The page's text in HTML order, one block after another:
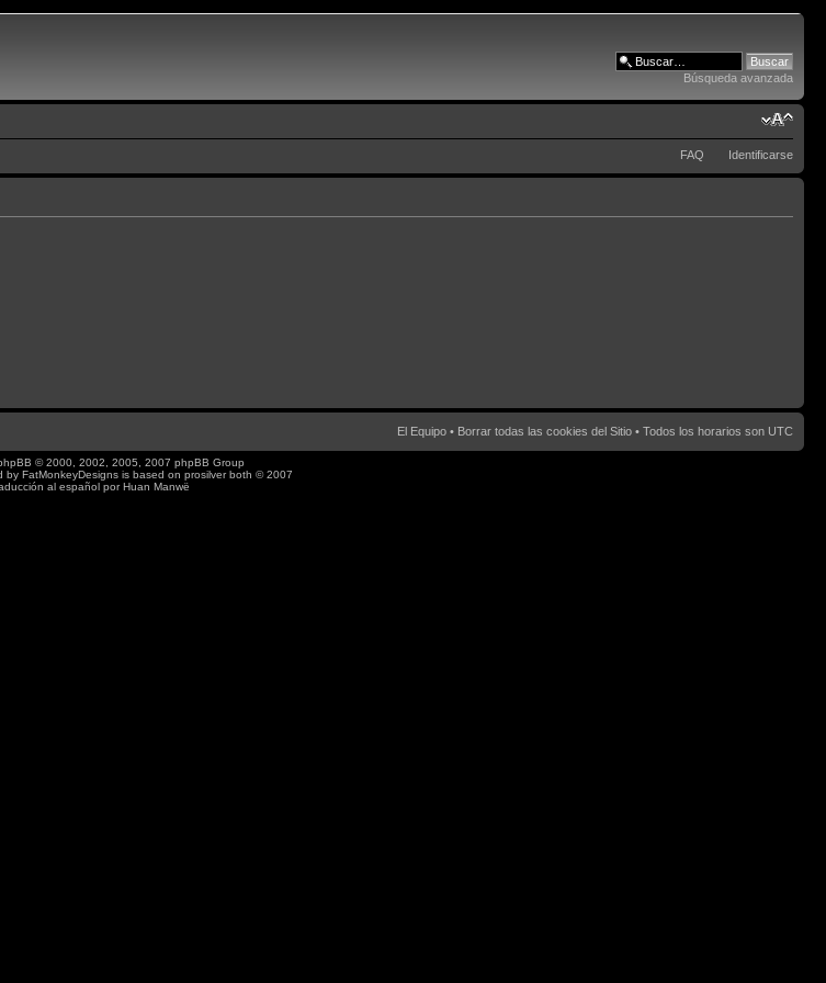
Búsqueda avanzada
FAQ Identificarse
El Equipo • Borrar todas las cookies del Sitio • Todos los horarios son UTC
© 2000, 2002, 2005, 2007 phpBB Group
by FatMonkeyDesignsis based on prosilverboth © 2007
al español porHuan Manwë